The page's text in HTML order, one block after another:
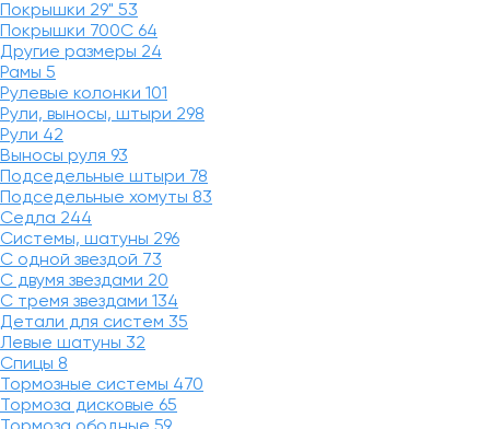
Покрышки 29" 53
Покрышки 700C 64
Другие размеры 24
Рамы 5
Рулевые колонки 101
Рули, выносы, штыри 298
Рули 42
Выносы руля 93
Подседельные штыри 78
Подседельные хомуты 83
Седла 244
Системы, шатуны 296
С одной звездой 73
С двумя звездами 20
С тремя звездами 134
Детали для систем 35
Левые шатуны 32
Спицы 8
Тормозные системы 470
Тормоза дисковые 65